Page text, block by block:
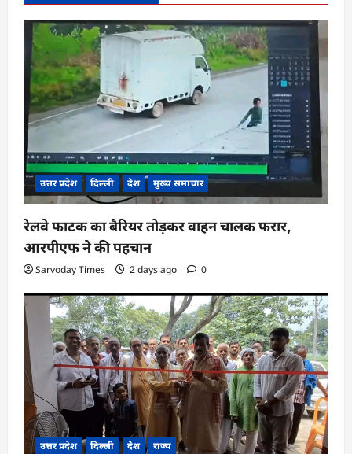
उत्तर प्रदेश दिल्ली देश मुख्य समाचार
रेलवे फाटक का बैरियर तोड़कर वाहन चालक फरार,
आरपीएफ ने की पहचान
Sarvoday Times 2 days ago 0
उत्तर प्रदेश दिल्ली देश राज्य